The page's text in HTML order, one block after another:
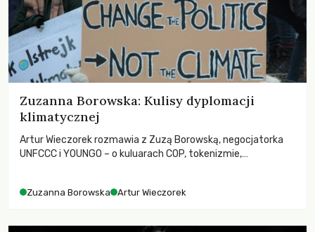
Zuzanna Borowska: Kulisy dyplomacji
klimatycznej
Artur Wieczorek rozmawia z Zuzą Borowską, negocjatorka
UNFCCC i YOUNGO – o kuluarach COP, tokenizmie,
Zuzanna Borowska Artur Wieczorek